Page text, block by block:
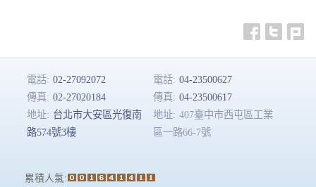
電話: 02-27092072
傳真: 02-27020184
地址: 台北市大安區光復南
路574號3樓
電話: 04-23500627
傳真: 04-23500617
地址: 407臺中市西屯區工業
區一路66-7號
累積人氣: